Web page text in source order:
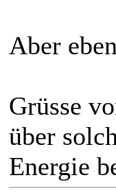
Aber
Grüsse
über
Energie